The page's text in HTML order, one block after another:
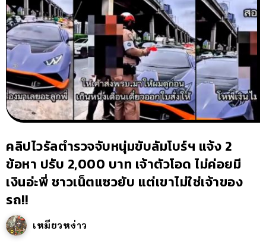
คลิปไวรัลตำรวจจับหนุ่มขับลัมโบร์ฯ แจ้ง 2
ข้อหา ปรับ 2,000 บาท เจ้าตัวโอด ไม่ค่อยมี
เงินอ่ะพี่ ชาวเน็ตแซวยับ แต่เขาไม่ใช่เจ้าของ
รถ!!
เหมียวหง่าว